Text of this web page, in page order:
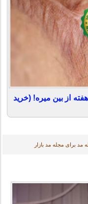
جای هر زخم و بخیه با این روش در 3 هفته از بین میره! (خرید
برای مجله مد بازار